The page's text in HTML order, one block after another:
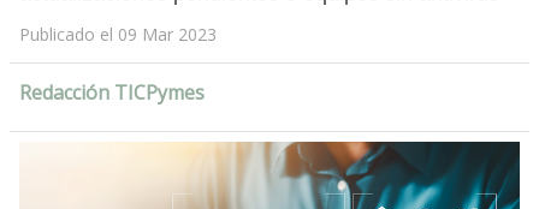
Publicado el 09 Mar 2023
Redacción TICPymes